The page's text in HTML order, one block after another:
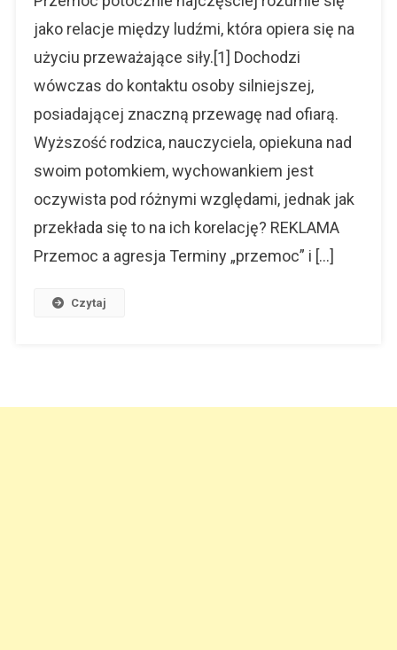
W
Tworzeniu
jako relacje między ludźmi, która opiera się na
użyciu przeważające siły.[1] Dochodzi
wówczas do kontaktu osoby silniejszej,
posiadającej znaczną przewagę nad ofiarą.
Wyższość rodzica, nauczyciela, opiekuna nad
swoim potomkiem, wychowankiem jest
oczywista pod różnymi względami, jednak jak
przekłada się to na ich korelację? REKLAMA
Przemoc a agresja Terminy „przemoc” i […]
Czytaj